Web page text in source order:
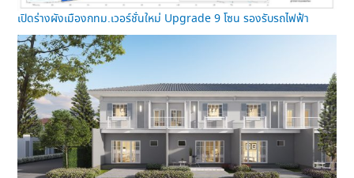
เปิดร่างผังเมืองกทม.เวอร์ชั่นใหม่ Upgrade 9 โซน รองรับรถไฟฟ้า